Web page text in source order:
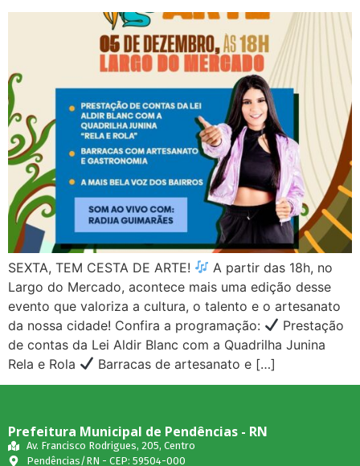
SEXTA, TEM CESTA DE ARTE!
A partir das 18h, no
Largo do Mercado, acontece mais uma edição desse
evento que valoriza a cultura, o talento e o artesanato
da nossa cidade! Confira a programação:
Prestação
de contas da Lei Aldir Blanc com a Quadrilha Junina
Rela e Rola
Barracas de artesanato e […]
Prefeitura Municipal de Pendências - RN
Av. Francisco Rodrigues, 205, Centro
Pendências/RN - CEP: 59504-000